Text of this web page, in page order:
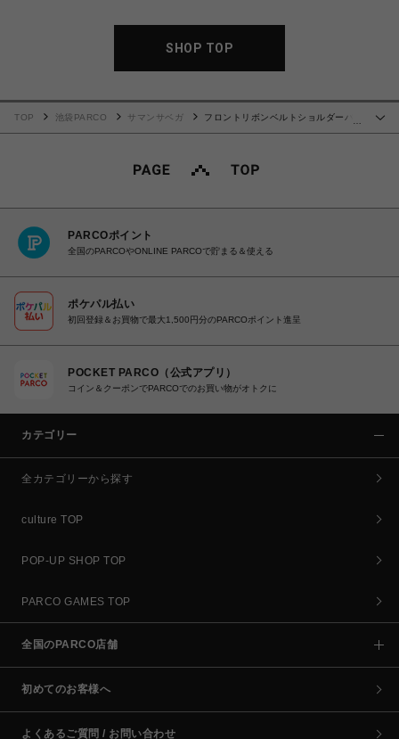
SHOP TOP
TOP 池袋PARCO サマンサベガ
フロントリボンベルトショルダーバッ
PARCOポイント
全国のPARCOやONLINE PARCOで貯まる＆使える
ポケパル払い
初回登録＆お買物で最大1,500円分のPARCOポイント進呈
POCKET PARCO（公式アプリ）
コイン＆クーポンでPARCOでのお買い物がオトクに
カテゴリー
全カテゴリーから探す
culture TOP
POP-UP SHOP TOP
PARCO GAMES TOP
全国のPARCO店舗
初めてのお客様へ
よくあるご質問 / お問い合わせ